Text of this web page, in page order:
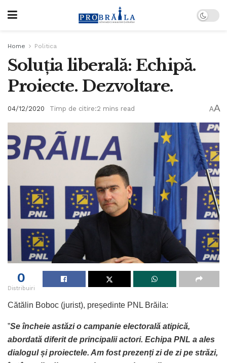
Home Politica
Soluția liberală: Echipă.
Proiecte. Dezvoltare.
04/12/2020 Timp de citire:2 mins read AA
0
Distribuiri
Cătălin Boboc (jurist), președinte PNL Brăila:
”Se încheie astăzi o campanie electorală atipică,
abordată diferit de principalii actori. Echipa PNL a ales
dialogul și proiectele. Am fost prezenți zi de zi pe străzi,